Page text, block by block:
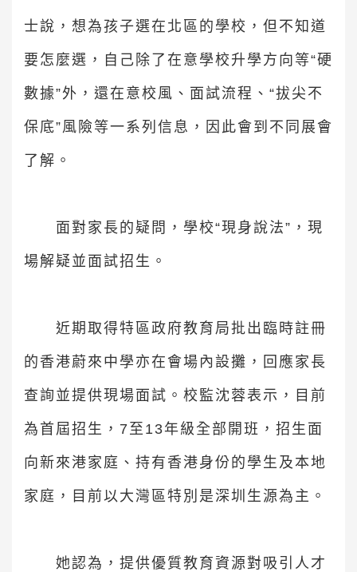
士說，想為孩子選在北區的學校，但不知道
要怎麼選，自己除了在意學校升學方向等“硬
數據”外，還在意校風、面試流程、“拔尖不
保底”風險等一系列信息，因此會到不同展會
了解。
面對家長的疑問，學校“現身說法”，現
場解疑並面試招生。
近期取得特區政府教育局批出臨時註冊
的香港蔚來中學亦在會場內設攤，回應家長
查詢並提供現場面試。校監沈蓉表示，目前
為首屆招生，7至13年級全部開班，招生面
向新來港家庭、持有香港身份的學生及本地
家庭，目前以大灣區特別是深圳生源為主。
她認為，提供優質教育資源對吸引人才